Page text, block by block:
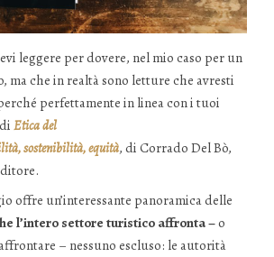
leggere per dovere, nel mio caso per un
ma che in realtà sono letture che avresti
perfettamente in linea con i tuoi
Etica del
sostenibilità, equità, di Corrado Del Bò,
offre un’interessante panoramica delle
l’intero settore turistico affronta –o
– nessuno escluso: le autorità